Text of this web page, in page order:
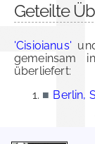
Geteilte
'Cisioianus'
gemeinsam
überliefert:
■ Berlin,